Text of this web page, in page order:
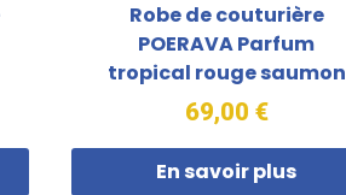
Robe de couturière
POERAVA Parfum
tropical rouge saumon
69,00 €
En savoir plus